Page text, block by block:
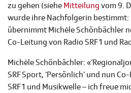
zu gehen (siehe Mitteilung vom 9.
wurde ihre Nachfolgerin bestimmt:
übernimmt Michèle Schönbächler
Co-Leitung von Radio SRF 1 und
Michèle Schönbächler:
SRF Sport, ‘Persönlich’ und nun
SRF 1 und Musikwelle – ich freue